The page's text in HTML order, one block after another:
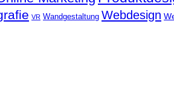
VR Wandgestaltung Webdesign